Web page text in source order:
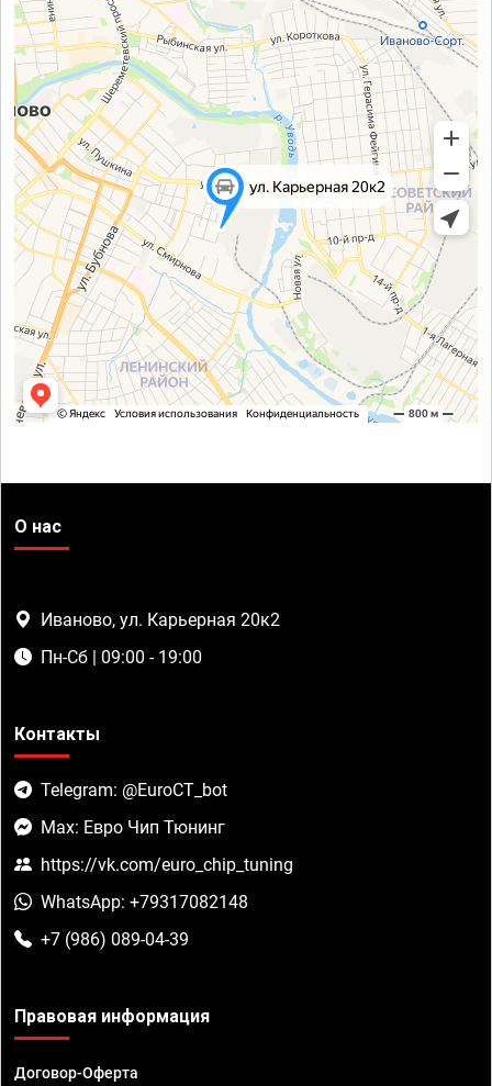
О нас
Иваново, ул. Карьерная 20к2
Пн-Сб | 09:00 - 19:00
Контакты
Telegram: @EuroCT_bot
Max: Евро Чип Тюнинг
https://vk.com/euro_chip_tuning
WhatsApp: +79317082148
+7 (986) 089-04-39
Правовая информация
Договор-Оферта